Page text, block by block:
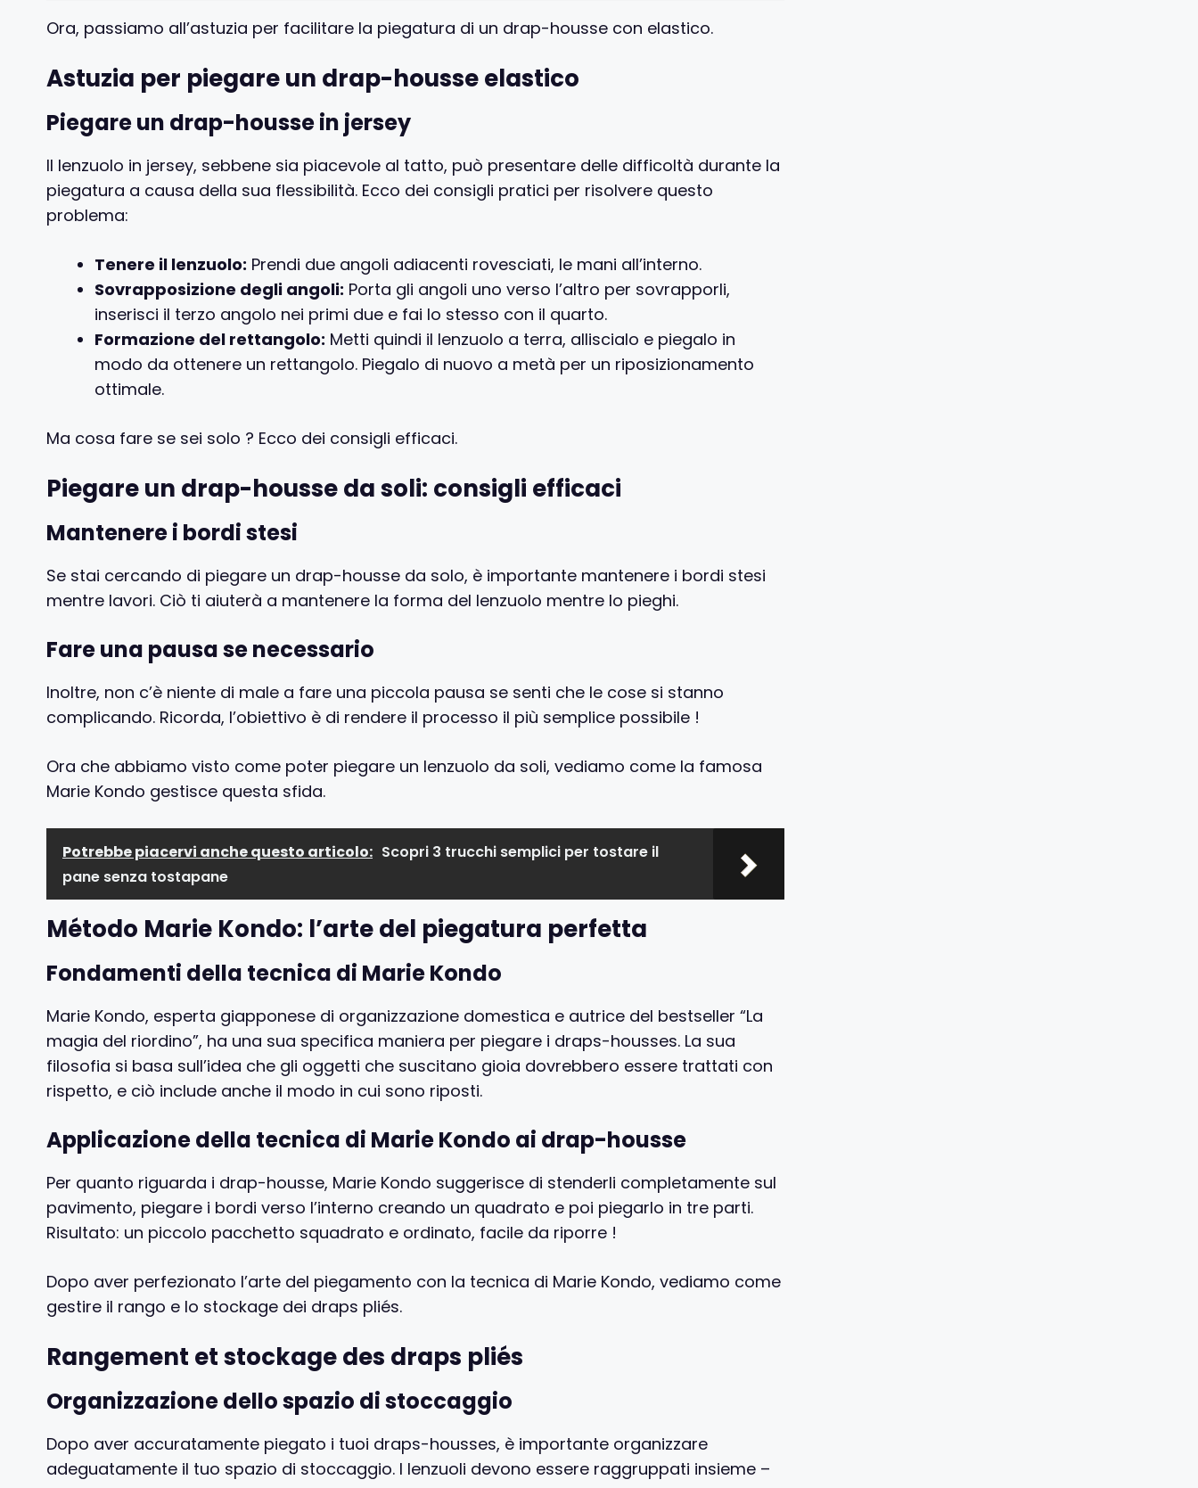
Ora, passiamo all’astuzia per facilitare la piegatura di un drap-housse con elastico.
Astuzia per piegare un drap-housse elastico
Piegare un drap-housse in jersey
Il lenzuolo in jersey, sebbene sia piacevole al tatto, può presentare delle difficoltà durante la
piegatura a causa della sua flessibilità. Ecco dei consigli pratici per risolvere questo
problema:
Tenere il lenzuolo: Prendi due angoli adiacenti rovesciati, le mani all’interno.
Sovrapposizione degli angoli: Porta gli angoli uno verso l’altro per sovrapporli,
inserisci il terzo angolo nei primi due e fai lo stesso con il quarto.
Formazione del rettangolo: Metti quindi il lenzuolo a terra, alliscialo e piegalo in
modo da ottenere un rettangolo. Piegalo di nuovo a metà per un riposizionamento
ottimale.
Ma cosa fare se sei solo ? Ecco dei consigli efficaci.
Piegare un drap-housse da soli: consigli efficaci
Mantenere i bordi stesi
Se stai cercando di piegare un drap-housse da solo, è importante mantenere i bordi stesi
mentre lavori. Ciò ti aiuterà a mantenere la forma del lenzuolo mentre lo pieghi.
Fare una pausa se necessario
Inoltre, non c’è niente di male a fare una piccola pausa se senti che le cose si stanno
complicando. Ricorda, l’obiettivo è di rendere il processo il più semplice possibile !
Ora che abbiamo visto come poter piegare un lenzuolo da soli, vediamo come la famosa
Marie Kondo gestisce questa sfida.
Potrebbe piacervi anche questo articolo: Scopri 3 trucchi semplici per tostare il
pane senza tostapane
Método Marie Kondo: l’arte del piegatura perfetta
Fondamenti della tecnica di Marie Kondo
Marie Kondo, esperta giapponese di organizzazione domestica e autrice del bestseller “La
magia del riordino”, ha una sua specifica maniera per piegare i draps-housses. La sua
filosofia si basa sull’idea che gli oggetti che suscitano gioia dovrebbero essere trattati con
rispetto, e ciò include anche il modo in cui sono riposti.
Applicazione della tecnica di Marie Kondo ai drap-housse
Per quanto riguarda i drap-housse, Marie Kondo suggerisce di stenderli completamente sul
pavimento, piegare i bordi verso l’interno creando un quadrato e poi piegarlo in tre parti.
Risultato: un piccolo pacchetto squadrato e ordinato, facile da riporre !
Dopo aver perfezionato l’arte del piegamento con la tecnica di Marie Kondo, vediamo come
gestire il rango e lo stockage dei draps pliés.
Rangement et stockage des draps pliés
Organizzazione dello spazio di stoccaggio
Dopo aver accuratamente piegato i tuoi draps-housses, è importante organizzare
adeguatamente il tuo spazio di stoccaggio. I lenzuoli devono essere raggruppati insieme –